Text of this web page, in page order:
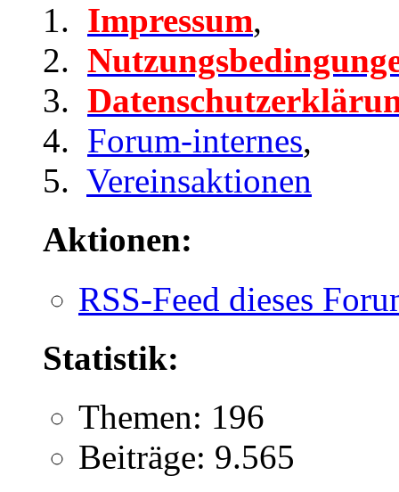
Impressum,
Forum-internes,
Vereinsaktionen
Aktionen:
RSS-Feed dieses
Statistik:
Themen: 196
Beiträge: 9.565